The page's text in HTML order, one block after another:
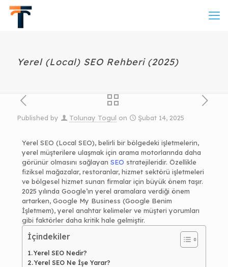
Yerel (Local) SEO Rehberi (2025)
Published by Tolunay Togul on Şubat 14, 2025
Yerel SEO (Local SEO), belirli bir bölgedeki işletmelerin,
yerel müşterilere ulaşmak için arama motorlarında daha
görünür olmasını sağlayan SEO stratejileridir. Özellikle
fiziksel mağazalar, restoranlar, hizmet sektörü işletmeleri
ve bölgesel hizmet sunan firmalar için büyük önem taşır.
2025 yılında Google’ın yerel aramalara verdiği önem
artarken, Google My Business (Google Benim
İşletmem), yerel anahtar kelimeler ve müşteri yorumları
gibi faktörler daha kritik hale gelmiştir.
İçindekiler
Yerel SEO Nedir?
Yerel SEO Ne İşe Yarar?